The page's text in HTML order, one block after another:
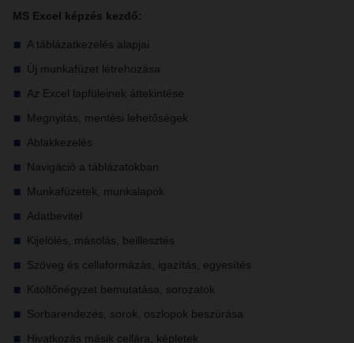
MS Excel képzés kezdő:
A táblázatkezelés alapjai
Új munkafüzet létrehozása
Az Excel lapfüleinek áttekintése
Megnyitás, mentési lehetőségek
Ablakkezelés
Navigáció a táblázatokban
Munkafüzetek, munkalapok
Adatbevitel
Kijelölés, másolás, beillesztés
Szöveg és cellaformázás, igazítás, egyesítés
Kitöltőnégyzet bemutatása, sorozatok
Sorbarendezés, sorok, oszlopok beszúrása
Hivatkozás másik cellára, képletek